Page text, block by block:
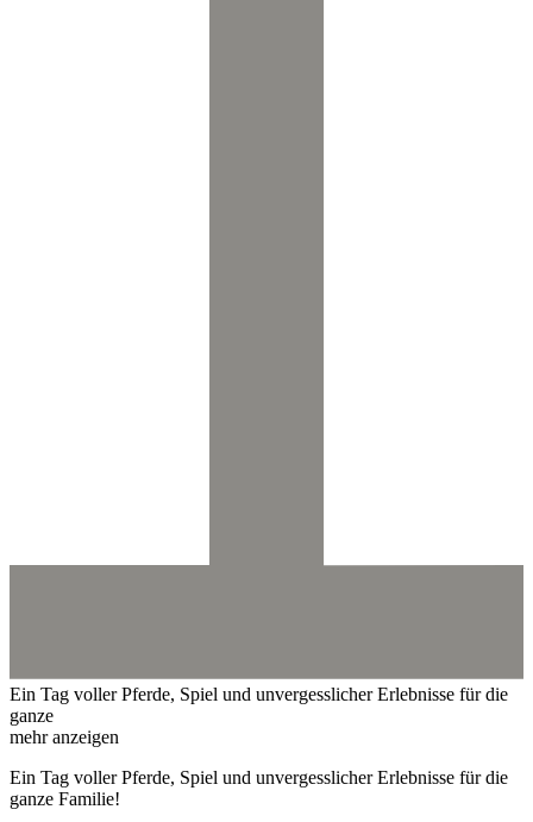
Ein Tag voller Pferde, Spiel und unvergesslicher Erlebnisse für die
ganze
mehr anzeigen
Ein Tag voller Pferde, Spiel und unvergesslicher Erlebnisse für die
ganze Familie!